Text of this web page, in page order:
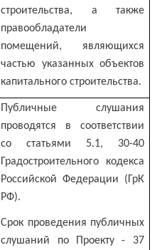
строительства, а также
правообладатели
помещений, являющихся
частью указанных объектов
капитального строительства.
Публичные слушания
проводятся в соответствии
со статьями 5.1, 30-40
Градостроительного кодекса
Российской Федерации (ГрК
РФ).
Срок проведения публичных
слушаний по Проекту - 37